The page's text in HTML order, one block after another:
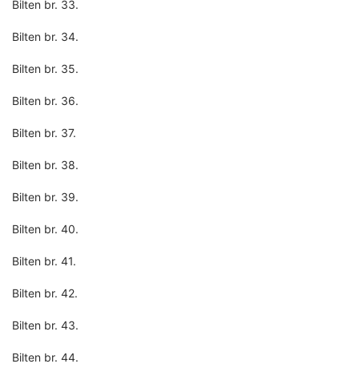
Bilten br. 33.
Bilten br. 34.
Bilten br. 35.
Bilten br. 36.
Bilten br. 37.
Bilten br. 38.
Bilten br. 39.
Bilten br. 40.
Bilten br. 41.
Bilten br. 42.
Bilten br. 43.
Bilten br. 44.